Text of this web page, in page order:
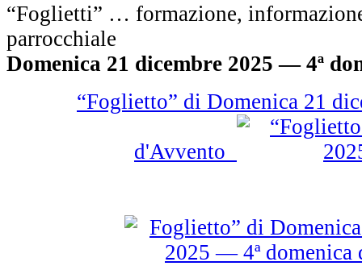
“Foglietti” … formazione,
parrocchiale
Domenica 21 dicembre 2025 — 4ª
“Foglietto” di Domenica 21
d'Avvento